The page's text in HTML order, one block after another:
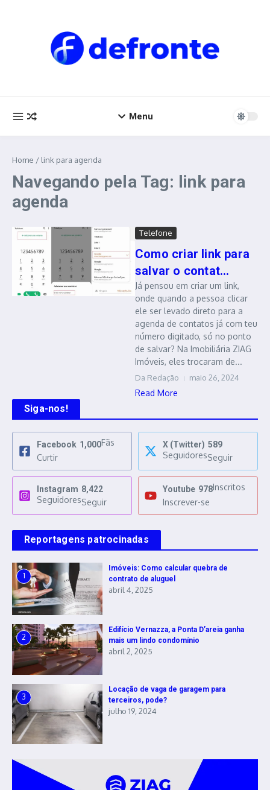
Menu
Home / link para agenda
Navegando pela Tag: link para
agenda
Telefone
Como criar link para
salvar o contat...
Já pensou em criar um link,
onde quando a pessoa clicar
ele ser levado direto para a
agenda de contatos já com teu
número digitado, só no ponto
de salvar? Na Imobiliária ZIAG
Imóveis, eles trocaram de...
Da Redação maio 26, 2024
Read More
Siga-nos!
Facebook 1,000Fãs
Curtir
X (Twitter) 589
SeguidoresSeguir
Instagram 8,422
SeguidoresSeguir
Youtube 978Inscritos
Inscrever-se
Reportagens patrocinadas
1
Imóveis: Como calcular quebra de
contrato de aluguel
abril 4, 2025
2
Edifício Vernazza, a Ponta D’areia ganha
mais um lindo condomínio
abril 2, 2025
3
Locação de vaga de garagem para
terceiros, pode?
julho 19, 2024